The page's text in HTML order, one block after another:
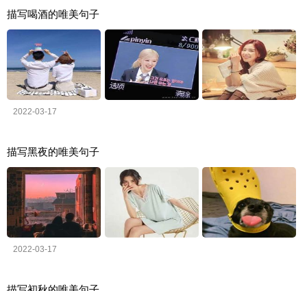
描写喝酒的唯美句子
2022-03-17
描写黑夜的唯美句子
2022-03-17